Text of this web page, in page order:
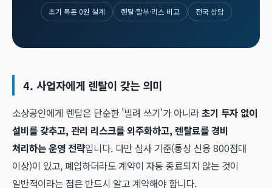
초기 목돈 0원 설계 렌탈·할부·리스 비교 전국 상담
4. 사업자에게 렌탈이 갖는 의미
소상공인에게 렌탈은 단순한 '빌려 쓰기'가 아니라초기 투자 없이
설비를 갖추고, 관리 리스크를 외주화하고, 렌탈료를 경비
처리하는 운영 전략입니다. 다만 심사 기준(통상 신용 800점대
이상)이 있고, 폐업하더라도 계약이 자동 종료되지 않는 것이
일반적이라는 점은 반드시 알고 계약해야 합니다.